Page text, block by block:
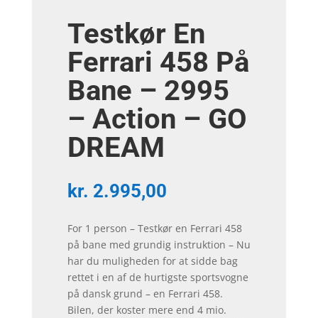
Testkør En
Ferrari 458 På
Bane – 2995
– Action – GO
DREAM
kr. 2.995,00
For 1 person – Testkør en Ferrari 458
på bane med grundig instruktion – Nu
har du muligheden for at sidde bag
rettet i en af de hurtigste sportsvogne
på dansk grund – en Ferrari 458.
Bilen, der koster mere end 4 mio.